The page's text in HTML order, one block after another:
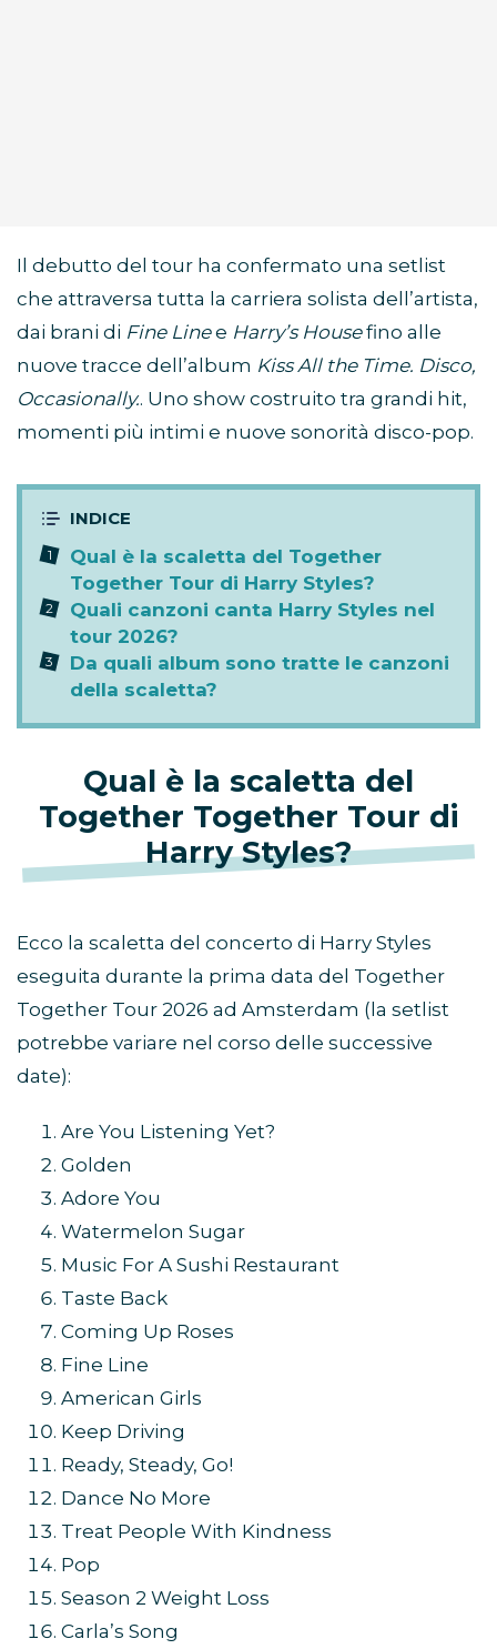
Il debutto del tour ha confermato una setlist
che attraversa tutta la carriera solista dell’artista,
dai brani di Fine Linee Harry’s Housefino alle
nuove tracce dell’album Kiss All the Time. Disco,
Occasionally.. Uno show costruito tra grandi hit,
momenti più intimi e nuove sonorità disco-pop.
Qual è la scaletta del Together
Together Tour di Harry Styles?
Quali canzoni canta Harry Styles nel
tour 2026?
Da quali album sono tratte le canzoni
della scaletta?
Qual è la scaletta del
Together Together Tour di
Harry Styles?
Ecco la scaletta del concerto di Harry Styles
eseguita durante la prima data del Together
Together Tour 2026 ad Amsterdam (la setlist
potrebbe variare nel corso delle successive
date):
Are You Listening Yet?
Golden
Adore You
Watermelon Sugar
Music For A Sushi Restaurant
Taste Back
Coming Up Roses
Fine Line
American Girls
Keep Driving
Ready, Steady, Go!
Dance No More
Treat People With Kindness
Pop
Season 2 Weight Loss
Carla’s Song